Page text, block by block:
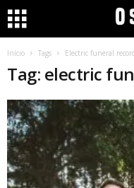
Início Tags Electric funeral
Tag: electric